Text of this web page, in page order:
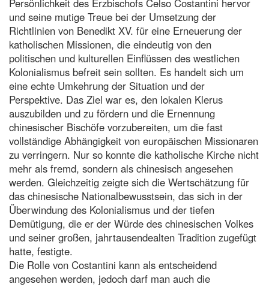
Persönlichkeit des Erzbischofs Celso Costantini hervor
und seine mutige Treue bei der Umsetzung der
Richtlinien von Benedikt XV. für eine Erneuerung der
katholischen Missionen, die eindeutig von den
politischen und kulturellen Einflüssen des westlichen
Kolonialismus befreit sein sollten. Es handelt sich um
eine echte Umkehrung der Situation und der
Perspektive. Das Ziel war es, den lokalen Klerus
auszubilden und zu fördern und die Ernennung
chinesischer Bischöfe vorzubereiten, um die fast
vollständige Abhängigkeit von europäischen Missionaren
zu verringern. Nur so konnte die katholische Kirche nicht
mehr als fremd, sondern als chinesisch angesehen
werden. Gleichzeitig zeigte sich die Wertschätzung für
das chinesische Nationalbewusstsein, das sich in der
Überwindung des Kolonialismus und der tiefen
Demütigung, die er der Würde des chinesischen Volkes
und seiner großen, jahrtausendealten Tradition zugefügt
hatte, festigte.
Die Rolle von Costantini kann als entscheidend
angesehen werden, jedoch darf man auch die